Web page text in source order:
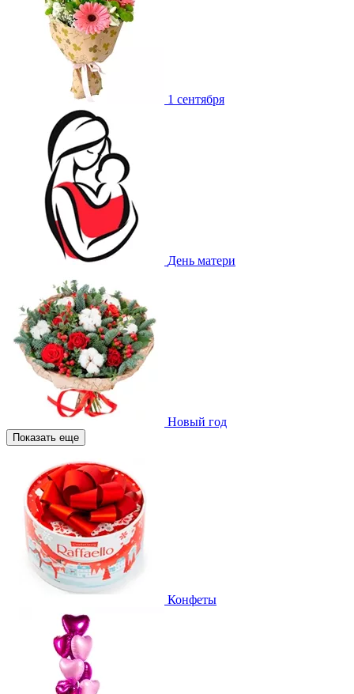
1 сентября
День матери
Новый год
Показать еще
Конфеты